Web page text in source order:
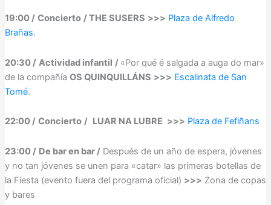
19:00 / Concierto / THE SUSERS >>> Plaza de Alfredo
Brañas.
20:30 / Actividad infantil / «Por qué é salgada a auga do mar»
de la compañía OS QUINQUILLÁNS >>> Escalinata de San
Tomé.
22:00 / Concierto / LUAR NA LUBRE >>> Plaza de Fefiñans
23:00 / De bar en bar /Después de un año de espera, jóvenes
y no tan jóvenes se unen para «catar» las primeras botellas de
la Fiesta (evento fuera del programa oficial) >>> Zona de copas
y bares